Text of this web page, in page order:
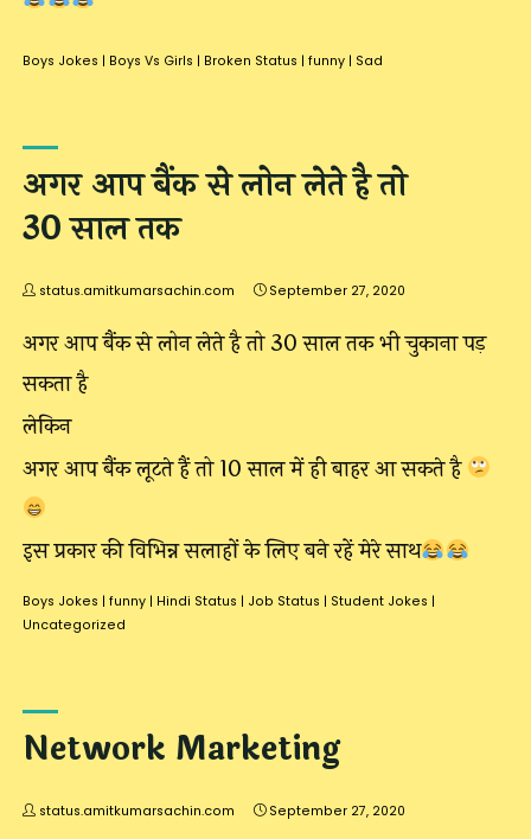
Boys Jokes | Boys Vs Girls | Broken Status | funny | Sad
अगर आप बैंक से लोन लेते है तो
30 साल तक
status.amitkumarsachin.com September 27, 2020
अगर आप बैंक से लोन लेते है तो 30 साल तक भी चुकाना पड़
सकता है
लेकिन
अगर आप बैंक लूटते हैं तो 10 साल में ही बाहर आ सकते है
इस प्रकार की विभिन्न सलाहों के लिए बने रहें मेरे साथ
Boys Jokes | funny | Hindi Status | Job Status | Student Jokes |
Uncategorized
Network Marketing
status.amitkumarsachin.com September 27, 2020